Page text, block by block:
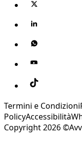
Termini e Condizioni
PolicyAccessibilità
Copyright 2026